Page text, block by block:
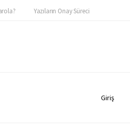
Yazıların Onay Süreci
Giriş